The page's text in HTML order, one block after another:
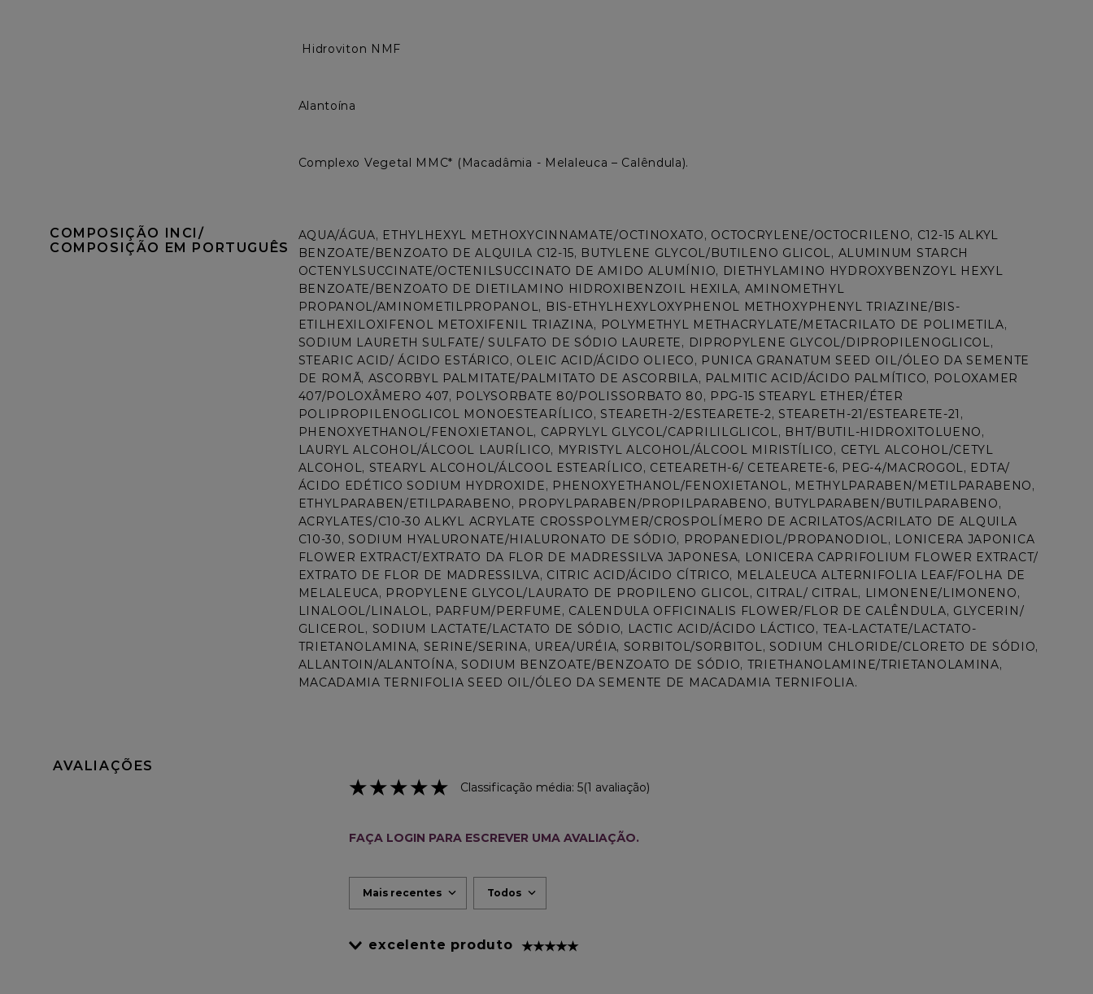
Alantoína
Complexo Vegetal MMC* (Macadâmia - Melaleuca – Calêndula).
COMPOSIÇÃO INCI/
COMPOSIÇÃO EM PORTUGUÊS
AQUA/ÁGUA, ETHYLHEXYL METHOXYCINNAMATE/OCTINOXATO, OCTOCRYLENE/OCTOCRILENO, C12-15 ALKYL
BENZOATE/BENZOATO DE ALQUILA C12-15, BUTYLENE GLYCOL/BUTILENO GLICOL, ALUMINUM STARCH
OCTENYLSUCCINATE/OCTENILSUCCINATO DE AMIDO ALUMÍNIO, DIETHYLAMINO HYDROXYBENZOYL HEXYL
BENZOATE/BENZOATO DE DIETILAMINO HIDROXIBENZOIL HEXILA, AMINOMETHYL
PROPANOL/AMINOMETILPROPANOL, BIS-ETHYLHEXYLOXYPHENOL METHOXYPHENYL TRIAZINE/BIS-
ETILHEXILOXIFENOL METOXIFENIL TRIAZINA, POLYMETHYL METHACRYLATE/METACRILATO DE POLIMETILA,
SODIUM LAURETH SULFATE/ SULFATO DE SÓDIO LAURETE, DIPROPYLENE GLYCOL/DIPROPILENOGLICOL,
STEARIC ACID/ ÁCIDO ESTÁRICO, OLEIC ACID/ÁCIDO OLIECO, PUNICA GRANATUM SEED OIL/ÓLEO DA SEMENTE
DE ROMÃ, ASCORBYL PALMITATE/PALMITATO DE ASCORBILA, PALMITIC ACID/ÁCIDO PALMÍTICO, POLOXAMER
407/POLOXÂMERO 407, POLYSORBATE 80/POLISSORBATO 80, PPG-15 STEARYL ETHER/ÉTER
POLIPROPILENOGLICOL MONOESTEARÍLICO, STEARETH-2/ESTEARETE-2, STEARETH-21/ESTEARETE-21,
PHENOXYETHANOL/FENOXIETANOL, CAPRYLYL GLYCOL/CAPRILILGLICOL, BHT/BUTIL-HIDROXITOLUENO,
LAURYL ALCOHOL/ÁLCOOL LAURÍLICO, MYRISTYL ALCOHOL/ÁLCOOL MIRISTÍLICO, CETYL ALCOHOL/CETYL
ALCOHOL, STEARYL ALCOHOL/ÁLCOOL ESTEARÍLICO, CETEARETH-6/ CETEARETE-6, PEG-4/MACROGOL, EDTA/
ÁCIDO EDÉTICO SODIUM HYDROXIDE, PHENOXYETHANOL/FENOXIETANOL, METHYLPARABEN/METILPARABENO,
ETHYLPARABEN/ETILPARABENO, PROPYLPARABEN/PROPILPARABENO, BUTYLPARABEN/BUTILPARABENO,
ACRYLATES/C10-30 ALKYL ACRYLATE CROSSPOLYMER/CROSPOLÍMERO DE ACRILATOS/ACRILATO DE ALQUILA
C10-30, SODIUM HYALURONATE/HIALURONATO DE SÓDIO, PROPANEDIOL/PROPANODIOL, LONICERA JAPONICA
FLOWER EXTRACT/EXTRATO DA FLOR DE MADRESSILVA JAPONESA, LONICERA CAPRIFOLIUM FLOWER EXTRACT/
EXTRATO DE FLOR DE MADRESSILVA, CITRIC ACID/ÁCIDO CÍTRICO, MELALEUCA ALTERNIFOLIA LEAF/FOLHA DE
MELALEUCA, PROPYLENE GLYCOL/LAURATO DE PROPILENO GLICOL, CITRAL/ CITRAL, LIMONENE/LIMONENO,
LINALOOL/LINALOL, PARFUM/PERFUME, CALENDULA OFFICINALIS FLOWER/FLOR DE CALÊNDULA, GLYCERIN/
GLICEROL, SODIUM LACTATE/LACTATO DE SÓDIO, LACTIC ACID/ÁCIDO LÁCTICO, TEA-LACTATE/LACTATO-
TRIETANOLAMINA, SERINE/SERINA, UREA/URÉIA, SORBITOL/SORBITOL, SODIUM CHLORIDE/CLORETO DE SÓDIO,
ALLANTOIN/ALANTOÍNA, SODIUM BENZOATE/BENZOATO DE SÓDIO, TRIETHANOLAMINE/TRIETANOLAMINA,
MACADAMIA TERNIFOLIA SEED OIL/ÓLEO DA SEMENTE DE MACADAMIA TERNIFOLIA.
AVALIAÇÕES
★★★★★ Classificação média: 5(1 avaliação)
FAÇA LOGIN PARA ESCREVER UMA AVALIAÇÃO.
Mais recentes Todos
★★★★★
excelente produto